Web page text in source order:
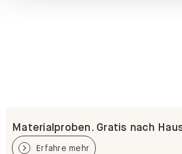
Materialproben. Gratis nach
Erfahre mehr